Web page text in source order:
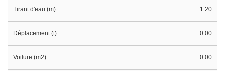
Tirant d'eau (m) 1.20
Déplacement (t) 0.00
Voilure (m2) 0.00